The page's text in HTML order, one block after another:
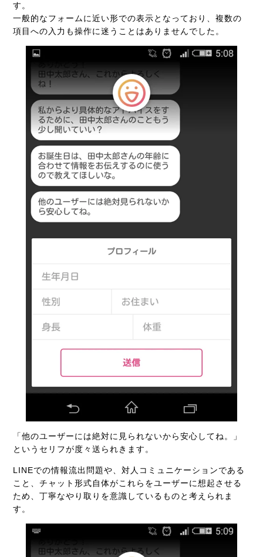
す。
一般的なフォームに近い形での表示となっており、複数の
項目への入力も操作に迷うことはありませんでした。
「他のユーザーには絶対に見られないから安心してね。」
というセリフが度々送られきます。
LINEでの情報流出問題や、対人コミュニケーションである
こと、チャット形式自体がこれらをユーザーに想起させる
ため、丁寧なやり取りを意識しているものと考えられま
す。